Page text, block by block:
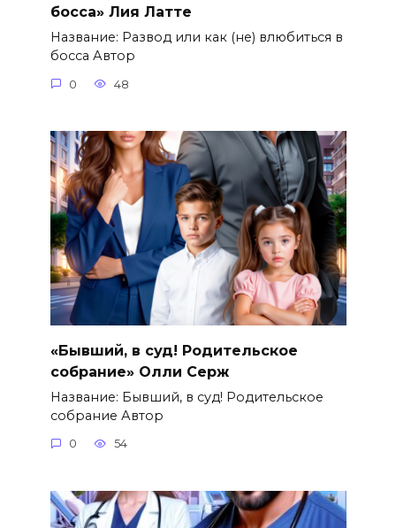
босса» Лия Латте
Название: Развод или как (не) влюбиться в
босса Автор
0 48
«Бывший, в суд! Родительское
собрание» Олли Серж
Название: Бывший, в суд! Родительское
собрание Автор
0 54